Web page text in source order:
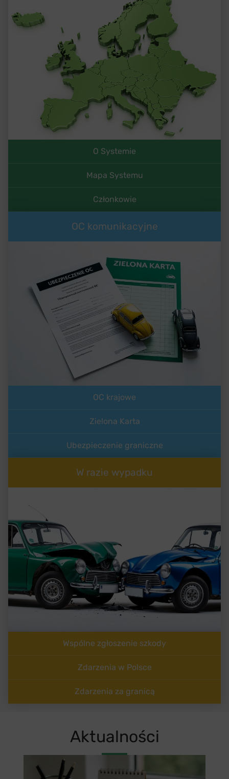
O Systemie
Mapa Systemu
Członkowie
OC komunikacyjne
OC krajowe
Zielona Karta
Ubezpieczenie graniczne
W razie wypadku
Wspólne zgłoszenie szkody
Zdarzenia w Polsce
Zdarzenia za granicą
Aktualności